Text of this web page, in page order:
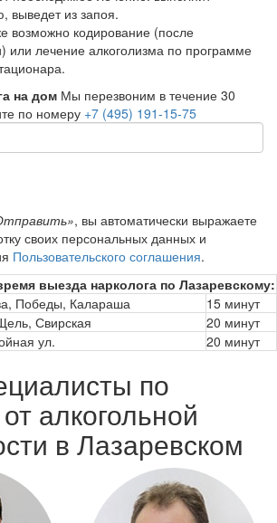
выведет из запоя.
возможно кодирование (после
или лечение алкоголизма по программе
на дом Мы перезвоним в течение 30
по номеру +7 (495) 191-15-75
, вы автоматически выражаете
своих персональных данных и
Пользовательского соглашения.
выезда нарколога по Лазаревскому:
Победы, Калараша
15 минут
Свирская
20 минут
ул.
20 минут
по
алкогольной
в Лазаревском